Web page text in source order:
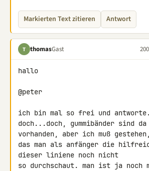
Markierten Text zitieren Antwort
T thomasGast
hallo
@peter
ich bin mal so frei und
doch...doch, gummibänder sind da
vorhanden, aber ich muß
das man als anfänger die
dieser liniene noch nicht
so durchschaut. man ist ja noch